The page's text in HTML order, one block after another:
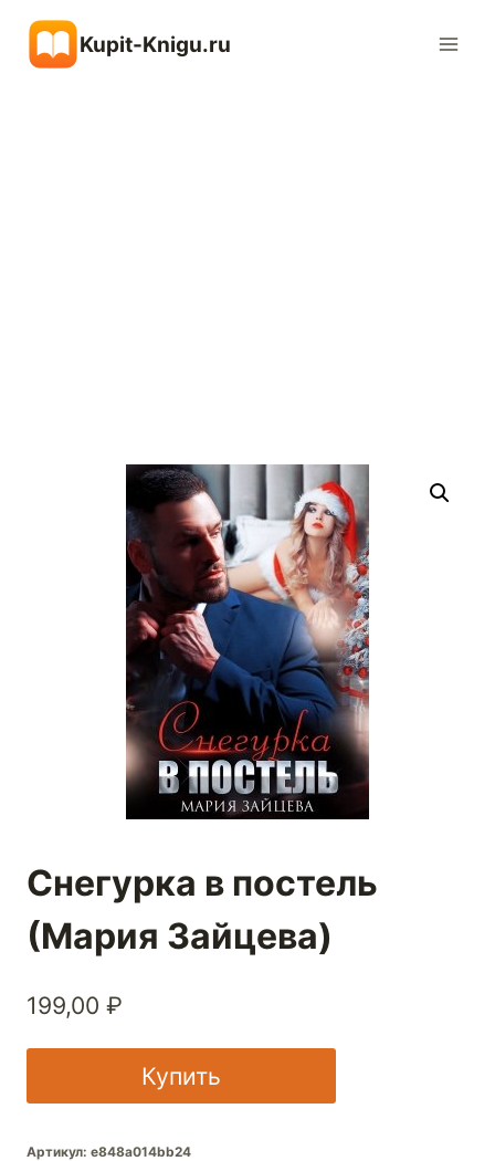
содержимому
Kupit-Knigu.ru
Снегурка в постель
(Мария Зайцева)
199,00 ₽
Купить
Артикул: e848a014bb24